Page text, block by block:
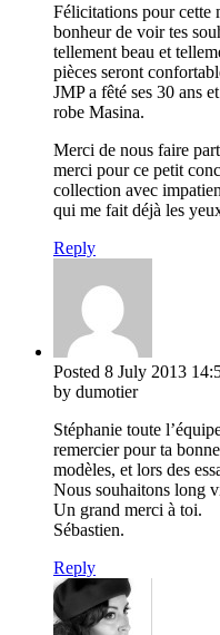
Félicitations pour cette
bonheur de voir tes
tellement beau et
pièces seront
JMP a fêté ses 30 ans
robe Masina.
Merci de nous faire
merci pour ce petit
collection avec
qui me fait déjà les
Reply
Posted 8 July 2013
by dumotier
Stéphanie toute
remercier pour ta
modèles, et lors des
Nous souhaitons long
Un grand merci à toi.
Sébastien.
Reply